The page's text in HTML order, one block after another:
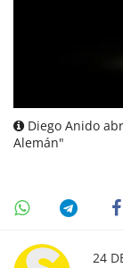
Diego Anido
Alemán"
24